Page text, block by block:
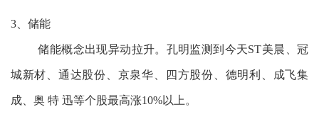
3、储能
储能概念出现异动拉升。孔明监测到今天ST美晨、冠
城新材、通达股份、京泉华、四方股份、德明利、成飞集
成、奥 特 迅等个股最高涨10%以上。